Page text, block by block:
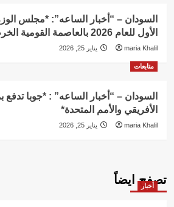
السودان – “أخبار الساعه”: *مجلس
الأول للعام 2026 بالعاصمة القومية الخرطوم*
maria Khalil يناير 25, 2026
متابعات
السودان – “أخبار الساعه” : *جوبا تدفع
الأفريقي والأمم المتحدة*
maria Khalil يناير 25, 2026
تصفح ايضاً
أخبار